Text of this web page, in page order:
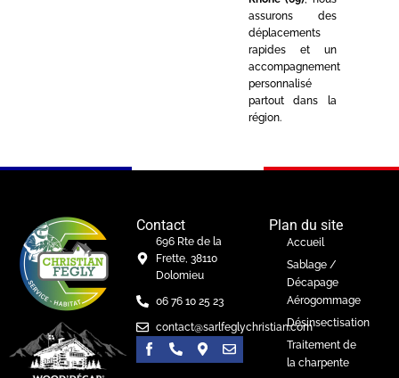
assurons des
déplacements
rapides et un
accompagnement
personnalisé
partout dans la
région.
Contact
696 Rte de la
Frette, 38110
Dolomieu
06 76 10 25 23
contact@sarlfeglychristian.com
Plan du site
Accueil
Sablage /
Décapage
Aérogommage
Désinsectisation
Traitement de
la charpente